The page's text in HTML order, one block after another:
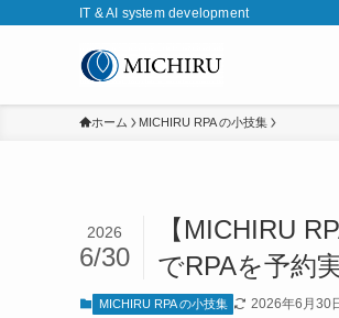
IT & AI system development
ホーム MICHIRU RPA の小技集
【MICHIRU
でRPAを予約
2026
6/30
MICHIRU RPA の小技集 2026年6月30